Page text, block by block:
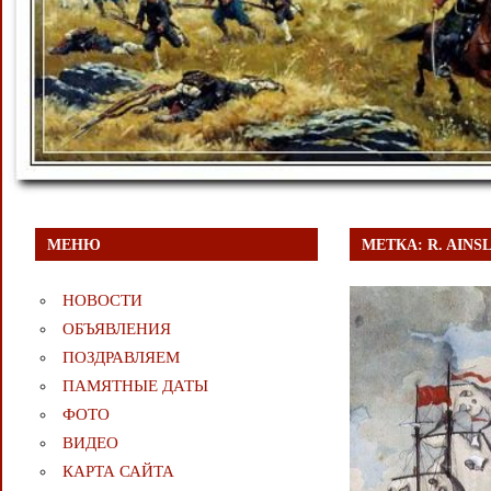
МЕТКА:R.
МЕНЮ
НОВОСТИ
ОБЪЯВЛЕНИЯ
ПОЗДРАВЛЯЕМ
ПАМЯТНЫЕ ДАТЫ
ФОТО
ВИДЕО
КАРТА САЙТА